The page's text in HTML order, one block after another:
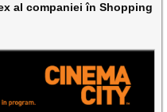
al companiei în Shopping